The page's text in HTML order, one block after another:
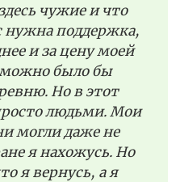
чужие и что
нужна поддержка,
и за цену моей
было бы
Но в этот
людьми. Мои
могли даже не
я нахожусь. Но
я вернусь, а я